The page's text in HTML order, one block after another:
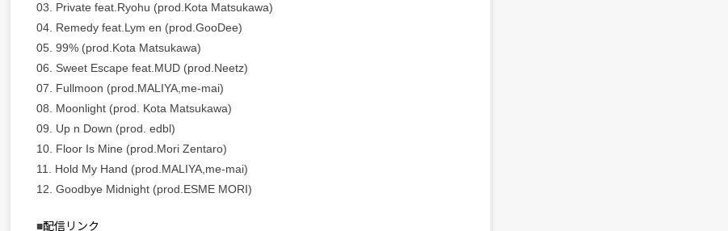
03. Private feat.Ryohu (prod.Kota Matsukawa)
04. Remedy feat.Lym en (prod.GooDee)
05. 99% (prod.Kota Matsukawa)
06. Sweet Escape feat.MUD (prod.Neetz)
07. Fullmoon (prod.MALIYA,me-mai)
08. Moonlight (prod. Kota Matsukawa)
09. Up n Down (prod. edbl)
10. Floor Is Mine (prod.Mori Zentaro)
11. Hold My Hand (prod.MALIYA,me-mai)
12. Goodbye Midnight (prod.ESME MORI)
■配信リンク